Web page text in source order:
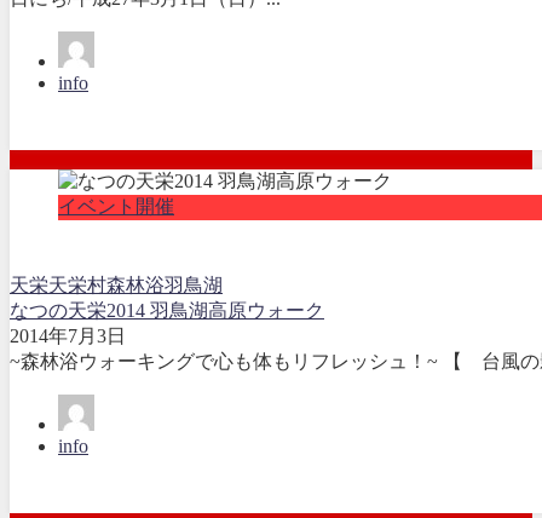
info
イベント開催
天栄天栄村森林浴羽鳥湖
なつの天栄2014 羽鳥湖高原ウォーク
2014年7月3日
~森林浴ウォーキングで心も体もリフレッシュ！~ 【 台風
info